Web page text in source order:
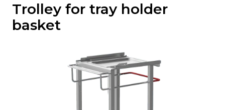
Trolley for tray holder
basket